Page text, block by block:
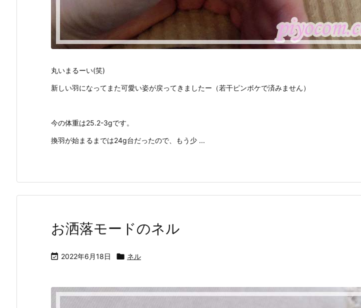
丸いまるーい(笑)
新しい羽になってまた可愛い姿が戻ってきましたー（若干ピンボケで済みません）
今の体重は25.2-3gです。
換羽が始まるまでは24g台だったので、もう少 ...
お洒落モードのネル
 2022年6月18日  ネル